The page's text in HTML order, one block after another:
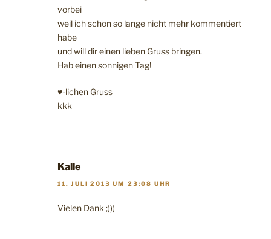
vorbei
weil ich schon so lange nicht mehr kommentiert
habe
und will dir einen lieben Gruss bringen.
Hab einen sonnigen Tag!
♥-lichen Gruss
kkk
Kalle
11. JULI 2013 UM 23:08 UHR
Vielen Dank ;)))